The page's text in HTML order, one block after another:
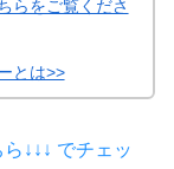
らをご覧くださ
とは>>
↓↓↓ でチェッ